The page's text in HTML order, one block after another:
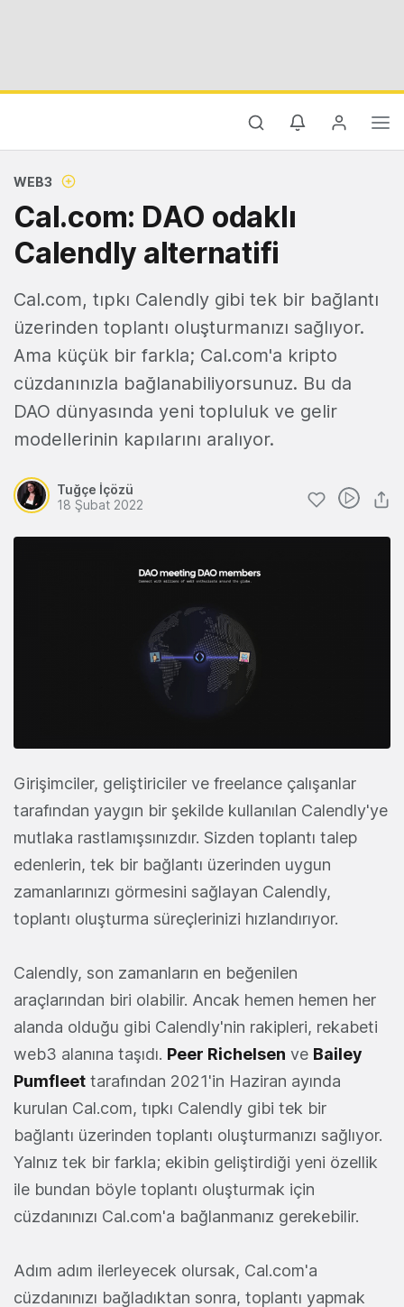
WEB3
Cal.com: DAO odaklı
Calendly alternatifi
Cal.com, tıpkı Calendly gibi tek bir bağlantı
üzerinden toplantı oluşturmanızı sağlıyor.
Ama küçük bir farkla; Cal.com'a kripto
cüzdanınızla bağlanabiliyorsunuz. Bu da
DAO dünyasında yeni topluluk ve gelir
modellerinin kapılarını aralıyor.
Tuğçe İçözü
18 Şubat 2022
Girişimciler, geliştiriciler ve freelance çalışanlar
tarafından yaygın bir şekilde kullanılan Calendly'ye
mutlaka rastlamışsınızdır. Sizden toplantı talep
edenlerin, tek bir bağlantı üzerinden uygun
zamanlarınızı görmesini sağlayan Calendly,
toplantı oluşturma süreçlerinizi hızlandırıyor.
Calendly, son zamanların en beğenilen
araçlarından biri olabilir. Ancak hemen hemen her
alanda olduğu gibi Calendly'nin rakipleri, rekabeti
web3 alanına taşıdı. Peer Richelsen ve Bailey
Pumfleet tarafından 2021'in Haziran ayında
kurulan Cal.com, tıpkı Calendly gibi tek bir
bağlantı üzerinden toplantı oluşturmanızı sağlıyor.
Yalnız tek bir farkla; ekibin geliştirdiği yeni özellik
ile bundan böyle toplantı oluşturmak için
cüzdanınızı Cal.com'a bağlanmanız gerekebilir.
Adım adım ilerleyecek olursak, Cal.com'a
cüzdanınızı bağladıktan sonra, toplantı yapmak